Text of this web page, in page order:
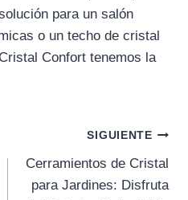
para un salón
o un techo de cristal
Confort tenemos la
SIGUIENTE
Cerramientos de Cristal
para Jardines: Disfruta